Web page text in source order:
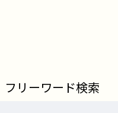
フリーワード検索